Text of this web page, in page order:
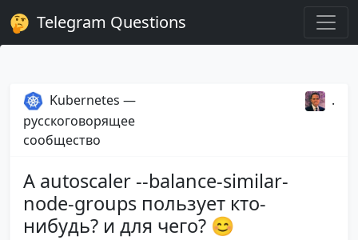
Telegram Questions
Kubernetes —
русскоговорящее
сообщество
.
А autoscaler --balance-similar-
node-groups пользует кто-
нибудь? и для чего? 😊